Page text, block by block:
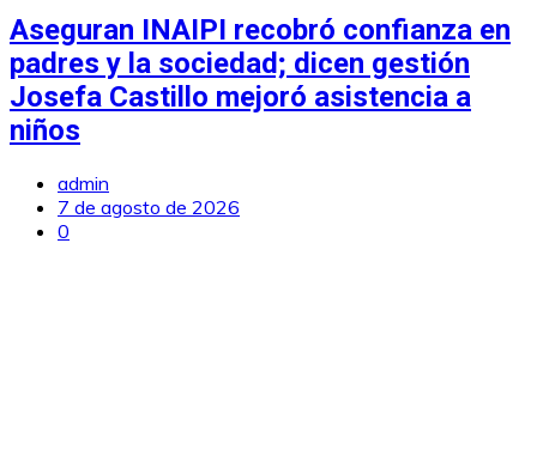
Aseguran INAIPI recobró confianza en
padres y la sociedad; dicen gestión
Josefa Castillo mejoró asistencia a
niños
admin
7 de agosto de 2026
0